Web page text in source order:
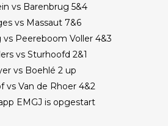
vs Barenbrug 5&4
vs Massaut 7&6
vs Peereboom Voller 4&3
vs Sturhoofd 2&1
vs Boehlé 2 up
vs Van de Rhoer 4&2
EMGJ is opgestart